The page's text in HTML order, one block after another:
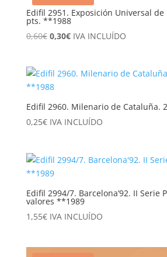
Edifil 2951. Exposición Universal de
pts. **1988
0,60€ El
era:
0,60€.
0,30€El
es:
IVA INCLUÍDO
Edifil 2960. Milenario de Cataluña.
0,25€ IVA INCLUÍDO
Edifil 2994/7. Barcelona’92. II Serie
valores **1989
1,55€ IVA INCLUÍDO